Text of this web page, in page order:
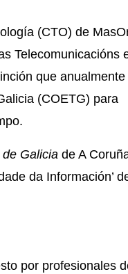
(CTO) de
Telecomunicacións
que anualmente
(COETG) para
de Galicia de A
da Información’
por profesionales